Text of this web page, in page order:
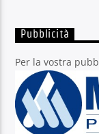
Pubblicità
Per la vostra